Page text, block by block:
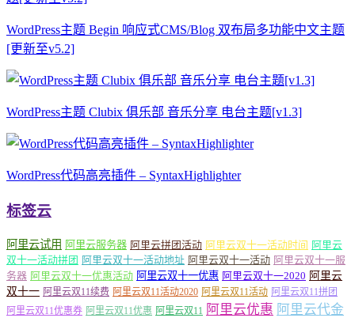
WordPress主题 Begin 响应式CMS/Blog 双布局多功能中文主题
[更新至v5.2]
WordPress主题 Clubix 俱乐部 音乐分享 电台主题[v1.3]
WordPress代码高亮插件 – SyntaxHighlighter
标签云
阿里云试用 阿里云服务器 阿里云拼团活动 阿里云双十一活动时间 阿里云
双十一活动拼团 阿里云双十一活动地址 阿里云双十一活动 阿里云双十一服
务器 阿里云双十一优惠活动 阿里云双十一优惠 阿里云双十一2020 阿里云
双十一 阿里云双11续费 阿里云双11活动2020 阿里云双11活动 阿里云双11拼团
阿里云双11优惠券 阿里云双11优惠 阿里云双11 阿里云优惠 阿里云代金